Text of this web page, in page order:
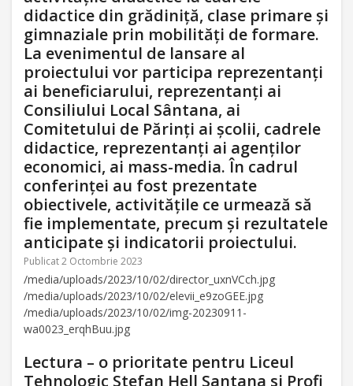
didactice din grădiniță, clase primare și
gimnaziale prin mobilități de formare.
La evenimentul de lansare al
proiectului vor participa reprezentanţi
ai beneficiarului, reprezentanți ai
Consiliului Local Sântana, ai
Comitetului de Părinți ai școlii, cadrele
didactice, reprezentanţi ai agenților
economici, ai mass-media. În cadrul
conferinţei au fost prezentate
obiectivele, activităţile ce urmează să
fie implementate, precum şi rezultatele
anticipate şi indicatorii proiectului.
Publicat 2 Octombrie 2023
/media/uploads/2023/10/02/director_uxnVCch.jpg
/media/uploads/2023/10/02/elevii_e9zoGEE.jpg
/media/uploads/2023/10/02/img-20230911-
wa0023_erqhBuu.jpg
Lectura – o prioritate pentru Liceul
Tehnologic Stefan Hell Santana si Profi